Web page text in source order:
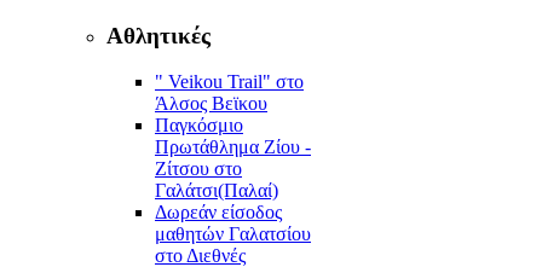
Αθλητικές
" Veikou Trail" στο
Άλσος Βεϊκου
Παγκόσμιο
Πρωτάθλημα Ζίου -
Ζίτσου στο
Γαλάτσι(Παλαί)
Δωρεάν είσοδος
μαθητών Γαλατσίου
στο Διεθνές